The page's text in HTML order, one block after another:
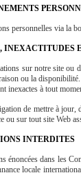
personnelles via la
INEXACTITUDES
sur notre site ou
ou la
inexactes à tout
de mettre à
ou sur tout site Web
INTERDITES
énoncées dans les
locale